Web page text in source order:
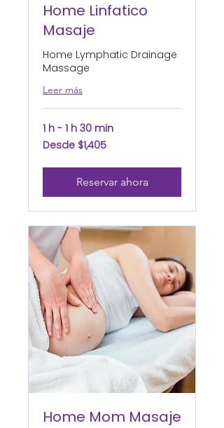
Home Linfatico
Masaje
Home Lymphatic Drainage
Massage
Leer más
1 h - 1 h 30 min
Desde
1,405
Desde $1,405
Reservar ahora
Home Mom Masaje